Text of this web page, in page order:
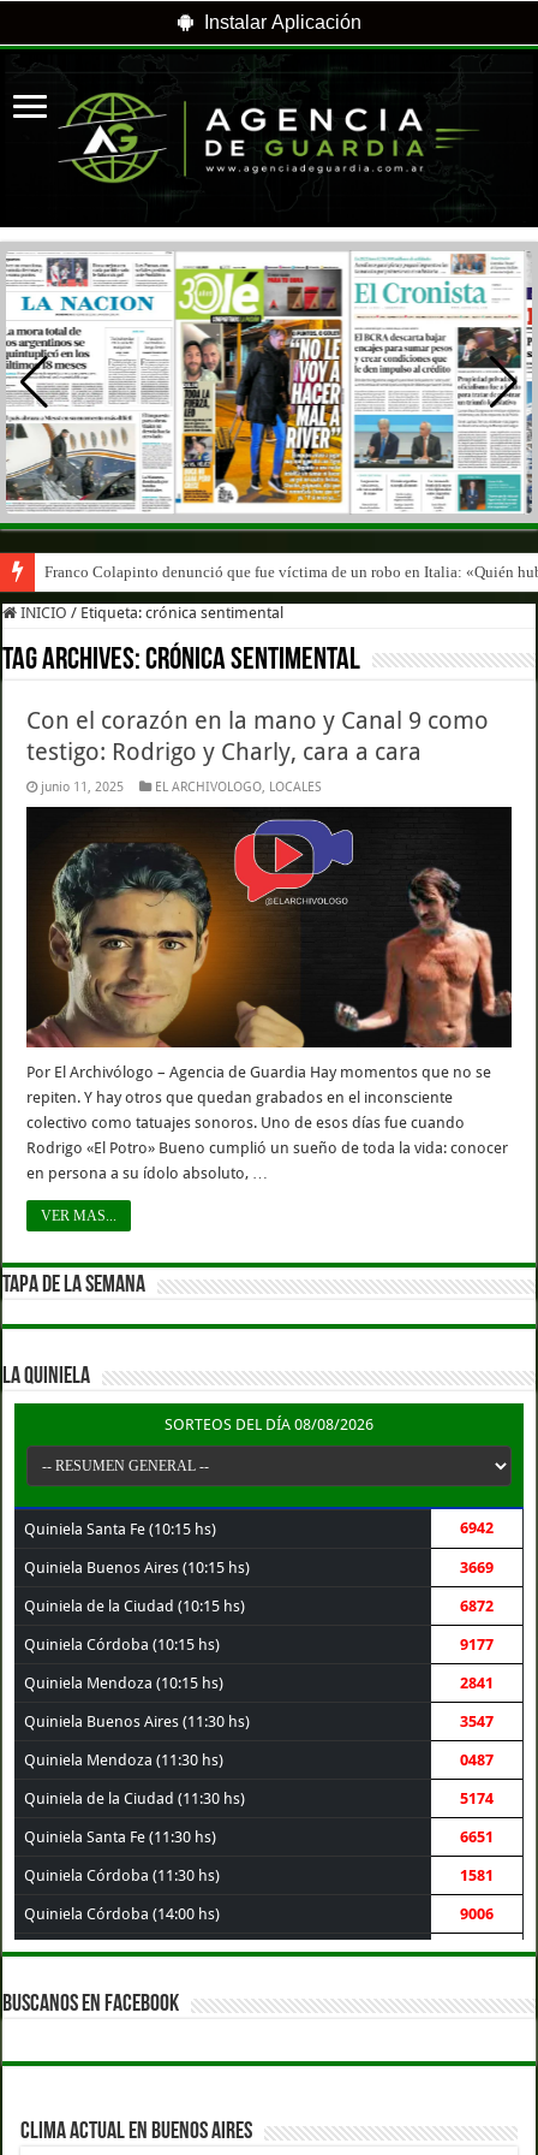
Instalar Aplicación
Franco Colapinto denunció que fue víctima de un robo en Italia: «Quién
INICIO / Etiqueta:crónica sentimental
Tag Archives:crónica sentimental
Con el corazón en la mano y Canal 9 como
testigo: Rodrigo y Charly, cara a cara
junio 11, 2025 EL ARCHIVOLOGO, LOCALES
Por El Archivólogo – Agencia de Guardia Hay momentos que no se
repiten. Y hay otros que quedan grabados en el inconsciente
colectivo como tatuajes sonoros. Uno de esos días fue cuando
Rodrigo «El Potro» Bueno cumplió un sueño de toda la vida: conocer
en persona a su ídolo absoluto, …
VER MAS...
TAPA DE LA SEMANA
LA QUINIELA
SORTEOS DEL DÍA 08/08/2026
Quiniela Santa Fe (10:15 hs) 6942
Quiniela Buenos Aires (10:15 hs) 3669
Quiniela de la Ciudad (10:15 hs) 6872
Quiniela Córdoba (10:15 hs) 9177
Quiniela Mendoza (10:15 hs) 2841
Quiniela Buenos Aires (11:30 hs) 3547
Quiniela Mendoza (11:30 hs) 0487
Quiniela de la Ciudad (11:30 hs) 5174
Quiniela Santa Fe (11:30 hs) 6651
Quiniela Córdoba (11:30 hs) 1581
Quiniela Córdoba (14:00 hs) 9006
Quiniela Santa Fe (14:00 hs) 3069
Quiniela Buenos Aires (14:00 hs)
Quiniela Mendoza (14:00 hs) 7340
7337
BUSCANOS EN FACEBOOK
CLIMA ACTUAL EN BUENOS AIRES